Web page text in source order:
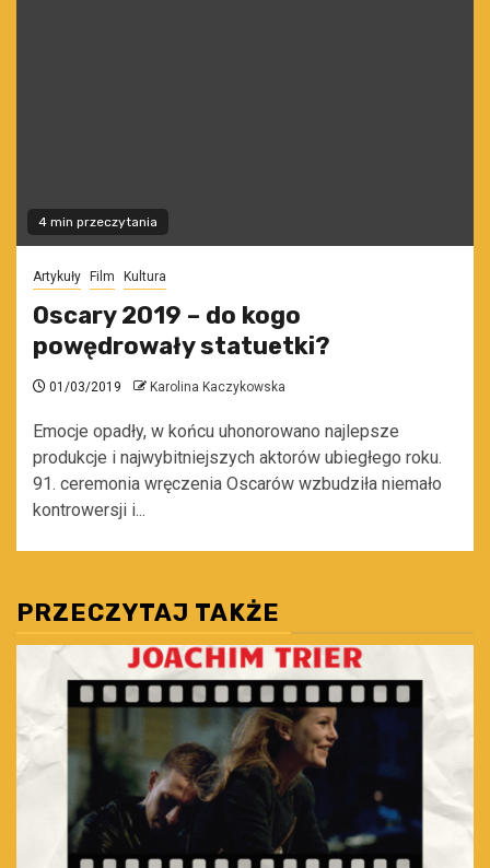
4 min przeczytania
Artykuły Film Kultura
Oscary 2019 – do kogo
powędrowały statuetki?
01/03/2019 Karolina Kaczykowska
Emocje opadły, w końcu uhonorowano najlepsze
produkcje i najwybitniejszych aktorów ubiegłego roku.
91. ceremonia wręczenia Oscarów wzbudziła niemało
kontrowersji i...
PRZECZYTAJ TAKŻE